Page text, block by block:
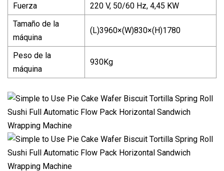
Fuerza
220 V, 50/60 Hz, 4,45 KW
Tamaño de la
máquina
(L)3960×(W)830×(H)1780
Peso de la
máquina
930Kg